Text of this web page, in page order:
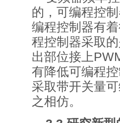
的，可编程控
编程控制器有
程控制器采取
出部位接上
有降低可编程
采取带开关量
之相仿。